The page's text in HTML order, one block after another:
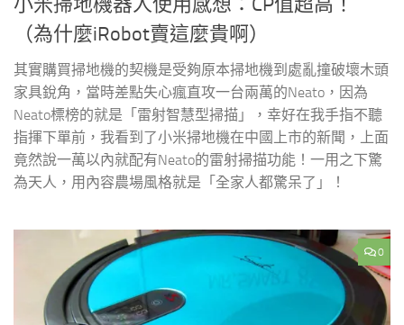
（為什麼iRobot賣這麼貴啊）
其實購買掃地機的契機是受夠原本掃地機到處亂撞破壞木頭
家具銳角，當時差點失心瘋直攻一台兩萬的Neato，因為
Neato標榜的就是「雷射智慧型掃描」，幸好在我手指不聽
指揮下單前，我看到了小米掃地機在中國上市的新聞，上面
竟然說一萬以內就配有Neato的雷射掃描功能！一用之下驚
為天人，用內容農場風格就是「全家人都驚呆了」！
0